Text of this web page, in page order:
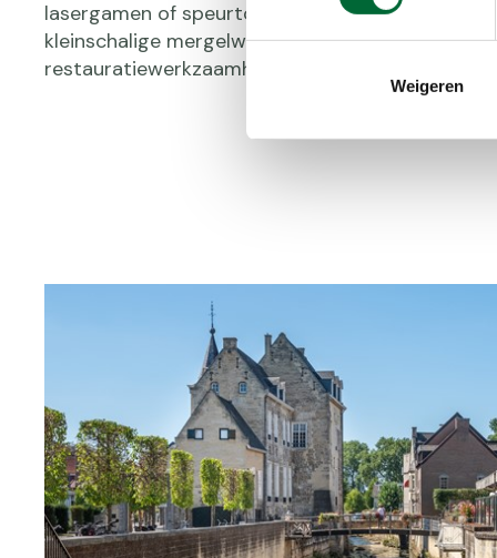
Weigeren
lasergamen of speurtochten. Op een enkele plek
kleinschalige mergelwinning plaats voor
restauratiewerkzaamheden.